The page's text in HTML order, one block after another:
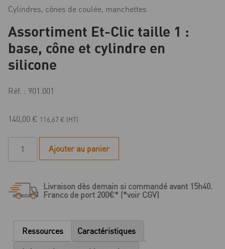
Cylindres, cônes de coulée, manchettes
Assortiment Et-Clic taille 1 :
base, cône et cylindre en
silicone
Réf. : 901.001
140,00 € 116,67 € (HT)
Clic
base,
Ajouter au panier
Livraison dès demain si commandé avant 15h40.
Franco de port 200€* (*voir CGV)
Ressources Caractéristiques